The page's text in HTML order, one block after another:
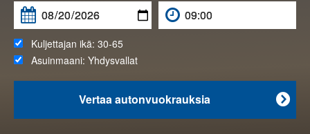
Kuljettajan ikä: 30-65
Asuinmaani: Yhdysvallat

Vertaa autonvuokrauksia